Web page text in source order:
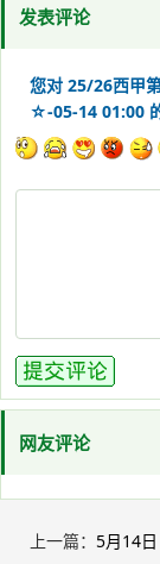
发表评论
您对 25/26西甲
☆-05-14 01:00
网友评论
上一篇： 5月14